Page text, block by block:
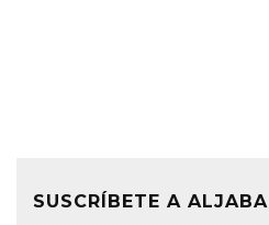
SUSCRÍBETE A ALJABA